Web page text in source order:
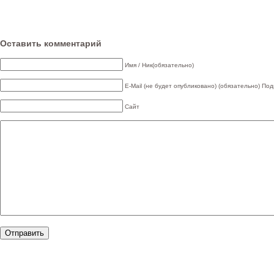
Оставить комментарий
Имя / Ник(обязательно)
E-Mail (не будет опубликовано) (обязательно)
Сайт